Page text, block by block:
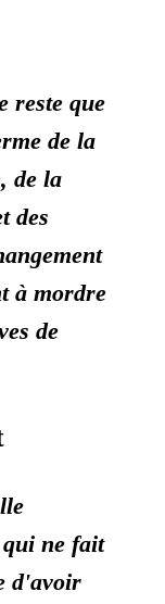
reste que
de la
de la
des
à mordre
de
ne fait
d'avoir